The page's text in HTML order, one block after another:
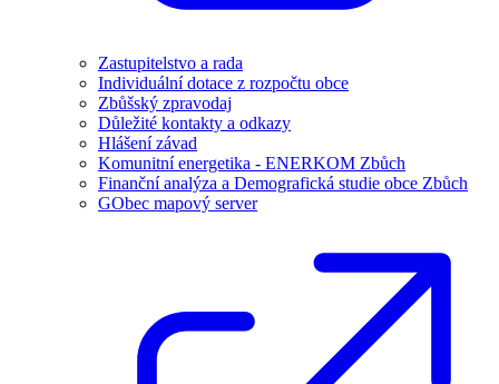
Zastupitelstvo a rada
Individuální dotace z rozpočtu obce
Zbůšský zpravodaj
Důležité kontakty a odkazy
Hlášení závad
Komunitní energetika - ENERKOM Zbůch
Finanční analýza a Demografická studie obce Zbůch
GObec mapový server